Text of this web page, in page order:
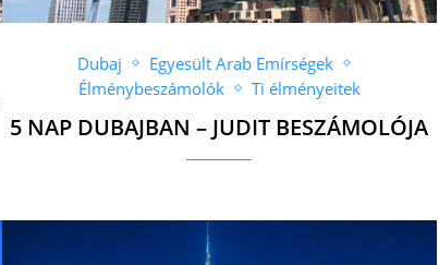
Dubaj
Egyesült Arab Emírségek
Élménybeszámolók
Ti élményeitek
5 NAP DUBAJBAN – JUDIT BESZÁMOLÓJA